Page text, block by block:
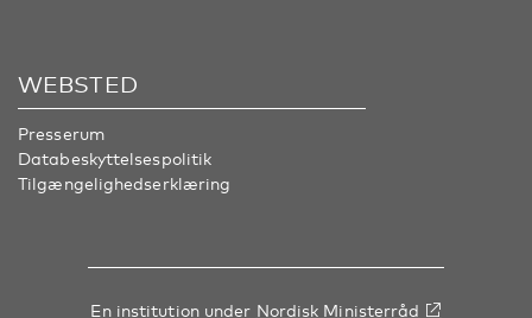
WEBSTED
Presserum
Databeskyttelsespolitik
Tilgængelighedserklæring
En institution under Nordisk Ministerråd